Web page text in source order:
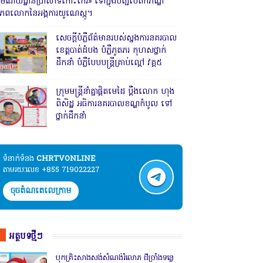
ពលោកនៃអង្គការយូណេស្កូ។
សេចក្តីបំភ្លឺព័ត៌មានរបស់ស្នងការនគរបាល
ខេត្តបាត់ដំបង បំភ្លឺភូតភរ កុហសថ្នាក់
ដឹកនាំ បំភ្លឺបែបបន្ត្រីគ្រាប់ល្ពៅ វគ្គ៥
ក្រុមមន្ត្រីនាំគ្នាផ្ដិតមេដៃ ប្ដឹងលោក ហុង
ពិសិដ្ឋ អធិការនគរបាលខណ្ឌកំបូល ទៅ
ថ្នាក់ដឹកនាំ
ទំនាក់ទំនង​​ CHRTVONLINE
តាមរយៈលេខ +855 719022227
ចុចតំណតេលេក្រាម
អត្ថបទថ្មីៗ
បុកគ្រិះសាងសង់សំណង់រំលោភ ដីច្រាំងទន្លេ